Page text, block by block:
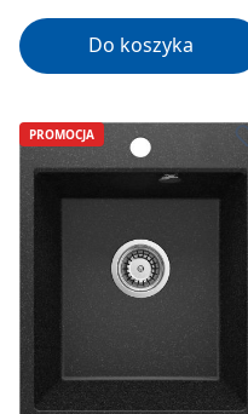
Do koszyka
PROMOCJA